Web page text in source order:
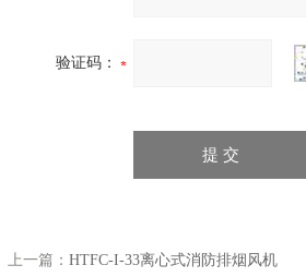
验证码：
上一篇： HTFC-I-33离心式消防排烟风机